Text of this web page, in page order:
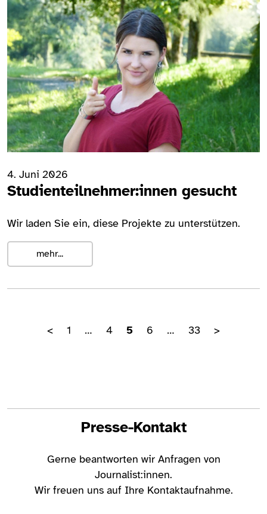
4. Juni 2026
Studienteilnehmer:innen gesucht
Wir laden Sie ein, diese Projekte zu unterstützen.
mehr...
< 1 … 4 5(aktuell)
6 … 33 >
Presse-Kontakt
Gerne beantworten wir Anfragen von
Journalist:innen.
Wir freuen uns auf Ihre Kontaktaufnahme.